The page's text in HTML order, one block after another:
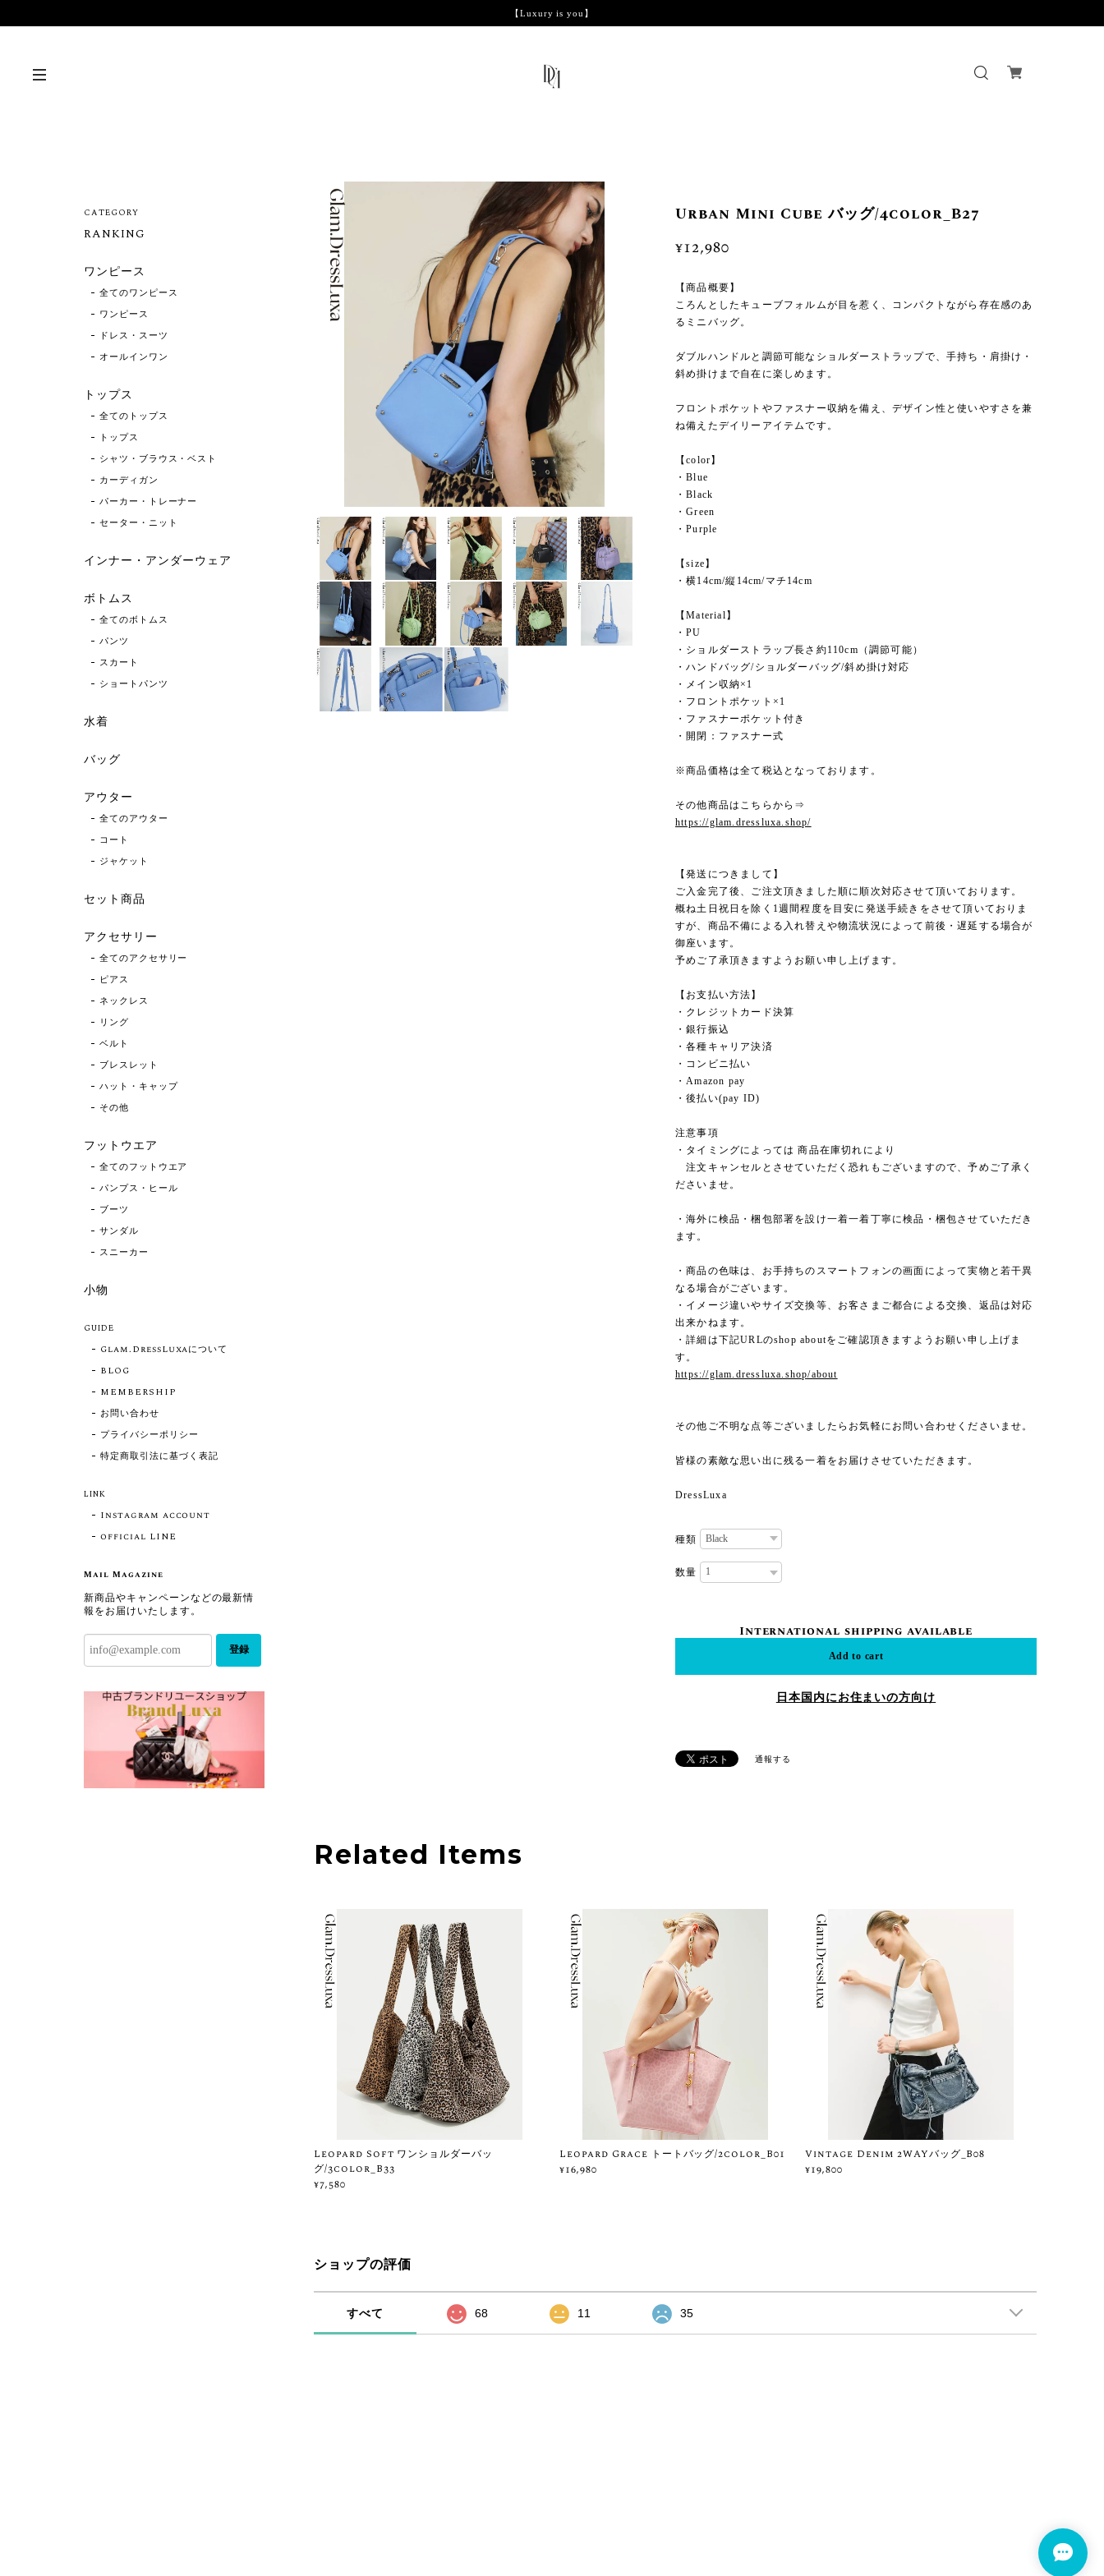
【Luxury is you】
Urban Mini Cube バッグ/4color_B27
¥12,980
【商品概要】
ころんとしたキューブフォルムが目を惹く、コンパクトながら存在感のあ
るミニバッグ。
ダブルハンドルと調節可能なショルダーストラップで、手持ち・肩掛け・
斜め掛けまで自在に楽しめます。
フロントポケットやファスナー収納を備え、デザイン性と使いやすさを兼
ね備えたデイリーアイテムです。
【color】
・Blue
・Black
・Green
・Purple
【size】
・横14cm/縦14cm/マチ14cm
【Material】
・PU
・ショルダーストラップ長さ約110cm（調節可能）
・ハンドバッグ/ショルダーバッグ/斜め掛け対応
・メイン収納×1
・フロントポケット×1
・ファスナーポケット付き
・開閉：ファスナー式
※商品価格は全て税込となっております。
その他商品はこちらから⇒
https://glam.dressluxa.shop/
【発送につきまして】
ご入金完了後、ご注文頂きました順に順次対応させて頂いております。
概ね土日祝日を除く1週間程度を目安に発送手続きをさせて頂いておりま
すが、商品不備による入れ替えや物流状況によって前後・遅延する場合が
御座います。
予めご了承頂きますようお願い申し上げます。
【お支払い方法】
・クレジットカード決算
・銀行振込
・各種キャリア決済
・コンビニ払い
・Amazon pay
・後払い(pay ID)
注意事項
・タイミングによっては 商品在庫切れにより
注文キャンセルとさせていただく恐れもございますので、予めご了承く
ださいませ。
・海外に検品・梱包部署を設け一着一着丁寧に検品・梱包させていただき
ます。
・商品の色味は、お手持ちのスマートフォンの画面によって実物と若干異
なる場合がございます。
・イメージ違いやサイズ交換等、お客さまご都合による交換、返品は対応
出来かねます。
・詳細は下記URLのshop aboutをご確認頂きますようお願い申し上げま
す。
https://glam.dressluxa.shop/about
その他ご不明な点等ございましたらお気軽にお問い合わせくださいませ。
皆様の素敵な思い出に残る一着をお届けさせていただきます。
DressLuxa
種類
数量
International shipping available
Add to cart
日本国内にお住まいの方向け
通報する
Related Items
Leopard Soft ワンショルダーバッ
グ/3color_B33
¥7,580
Leopard Grace トートバッグ/2color_B01
¥16,980
Vintage Denim 2WAYバッグ_B08
¥19,800
ショップの評価
すべて 68 11 35
CATEGORY
RANKING
ワンピース
全てのワンピース
ワンピース
ドレス・スーツ
オールインワン
トップス
全てのトップス
トップス
シャツ・ブラウス・ベスト
カーディガン
パーカー・トレーナー
セーター・ニット
インナー・アンダーウェア
ボトムス
全てのボトムス
パンツ
スカート
ショートパンツ
水着
バッグ
アウター
全てのアウター
コート
ジャケット
セット商品
アクセサリー
全てのアクセサリー
ピアス
ネックレス
リング
ベルト
ブレスレット
ハット・キャップ
その他
フットウエア
全てのフットウエア
パンプス・ヒール
ブーツ
サンダル
スニーカー
小物
GUIDE
Glam.DressLuxaについて
BLOG
MEMBERSHIP
お問い合わせ
プライバシーポリシー
特定商取引法に基づく表記
LINK
Instagram account
official LINE
Mail Magazine
新商品やキャンペーンなどの最新情
報をお届けいたします。
登録